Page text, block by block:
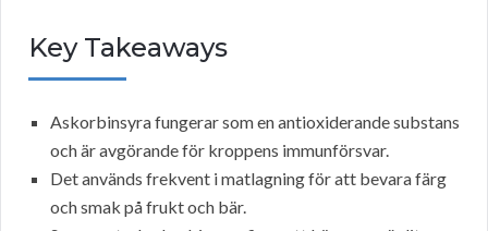
Key Takeaways
Askorbinsyra fungerar som en antioxiderande substans
och är avgörande för kroppens immunförsvar.
Det används frekvent i matlagning för att bevara färg
och smak på frukt och bär.